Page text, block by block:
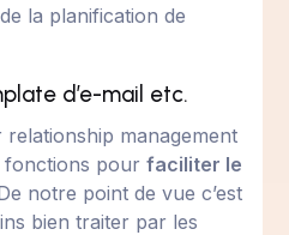
la planification de
d’e-mail etc.
management
fonctions pourfaciliter le
notre point de vue c’est
bien traiter par les